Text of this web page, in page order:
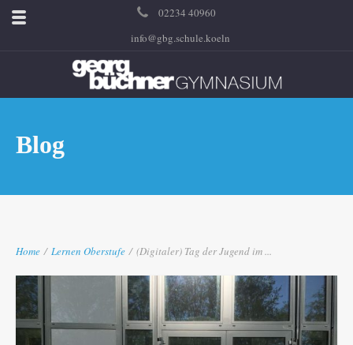
02234 40960
info@gbg.schule.koeln
Blog
Home / Lernen Oberstufe / (Digitaler) Tag der Jugend im ...